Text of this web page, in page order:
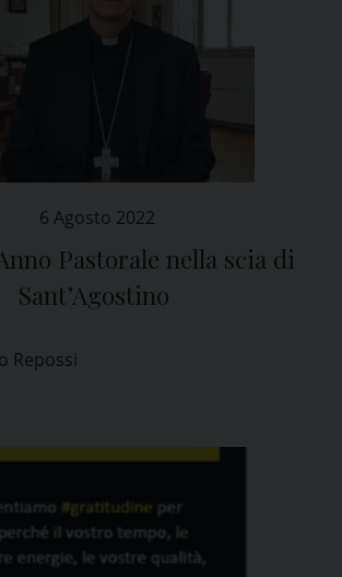
6 Agosto 2022
Pastorale nella scia di
Sant’Agostino
Repossi